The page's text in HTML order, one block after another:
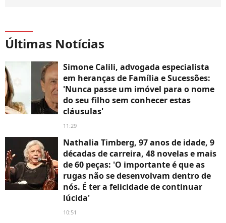
Últimas Notícias
Simone Calili, advogada especialista
em heranças de Família e Sucessões:
'Nunca passe um imóvel para o nome
do seu filho sem conhecer estas
cláusulas'
11:29
Nathalia Timberg, 97 anos de idade, 9
décadas de carreira, 48 novelas e mais
de 60 peças: 'O importante é que as
rugas não se desenvolvam dentro de
nós. É ter a felicidade de continuar
lúcida'
10:51